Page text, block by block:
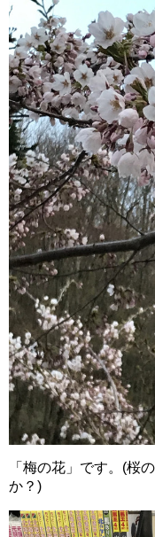
「梅の花」です。(桜
か？)